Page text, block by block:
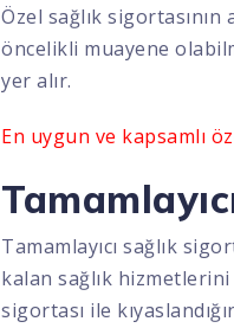
Özel sağlık
öncelikli muayene
yer alır.
En uygun ve kapsamlı
Tamamlayıcı sağlık
kalan sağlık
sigortası ile